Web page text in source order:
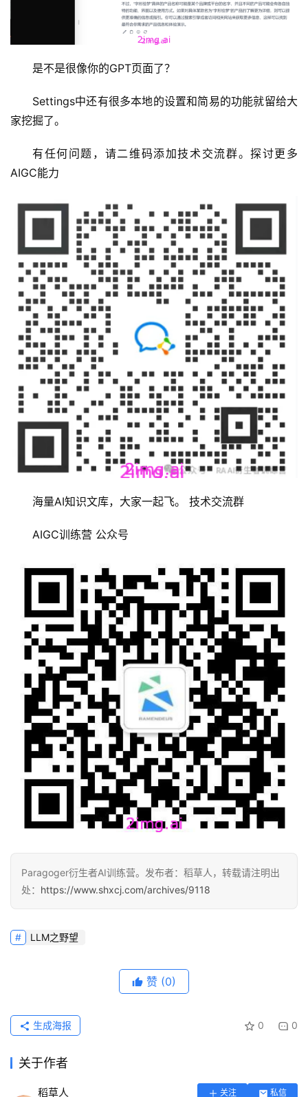
是不是很像你的GPT页面了？
Settings中还有很多本地的设置和简易的功能就留给大
家挖掘了。
有任何问题，请二维码添加技术交流群。探讨更多
AIGC能力
海量AI知识文库，大家一起飞。 技术交流群
AIGC训练营 公众号
Paragoger衍生者AI训练营。发布者：稻草人，转载请注明出
处： https://www.shxcj.com/archives/9118
LLM之野望
赞 (0)
0 0
生成海报
关于作者
稻草人 关注
私信